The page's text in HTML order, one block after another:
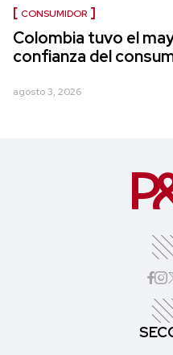
CONSUMIDOR
Colombia tuvo el
confianza del
agosto 3, 2026